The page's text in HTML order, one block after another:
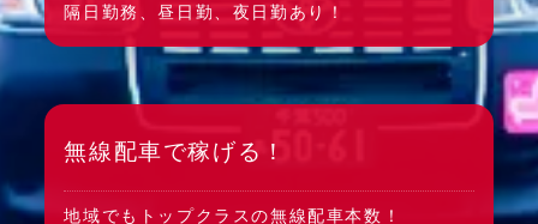
隔日勤務、昼日勤、夜日勤あり！
無線配車で稼げる！
地域でもトップクラスの無線配車本数！